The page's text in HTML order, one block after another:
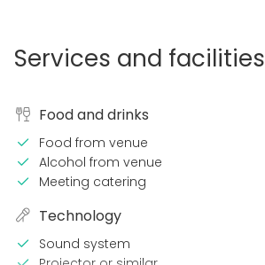
Services and facilities
Food and drinks
Food from venue
Alcohol from venue
Meeting catering
Technology
Sound system